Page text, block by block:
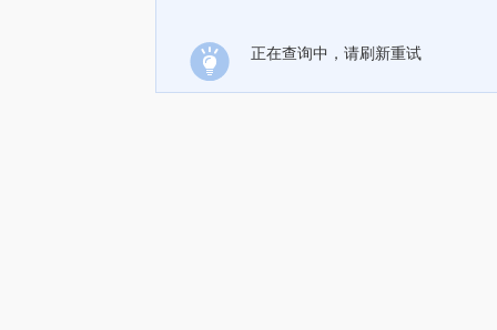
正在查询中，请刷新重试